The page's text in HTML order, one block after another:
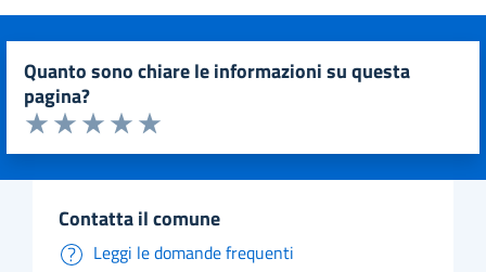
quanto sono chiare le informazioni su questa
pagina?
Valuta da 1 a 5 stelle la pagina
Valuta 5 stelle su 5
Valuta 4 stelle su 5
Valuta 3 stelle su 5
Valuta 2 stelle su 5
Valuta 1 stelle su 5
contatta il comune
Leggi le domande frequenti